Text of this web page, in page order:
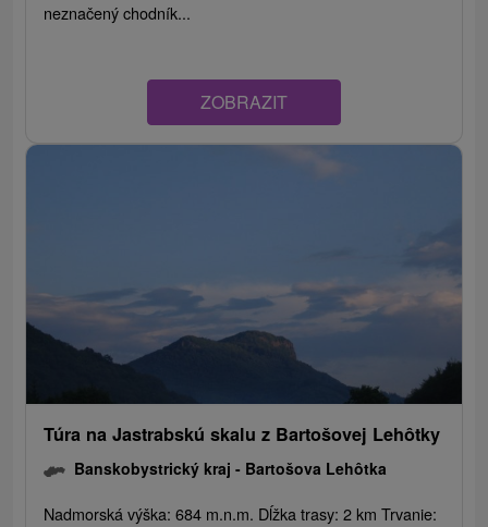
neznačený chodník...
ZOBRAZIT
Túra na Jastrabskú skalu z Bartošovej Lehôtky
Banskobystrický kraj - Bartošova Lehôtka
Nadmorská výška: 684 m.n.m. Dĺžka trasy: 2 km Trvanie: